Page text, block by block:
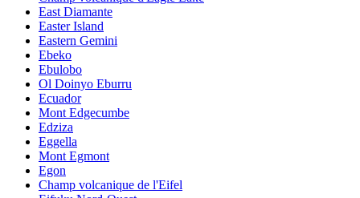
East Diamante
Easter Island
Eastern Gemini
Ebeko
Ebulobo
Ol Doinyo Eburru
Ecuador
Mont Edgecumbe
Edziza
Eggella
Mont Egmont
Egon
Champ volcanique de l'Eifel